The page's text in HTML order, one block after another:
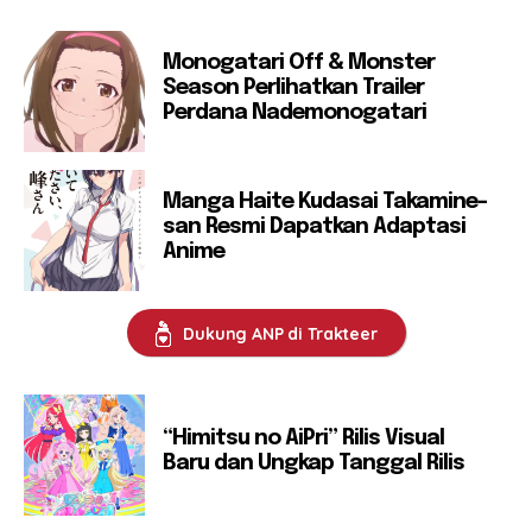
Monogatari Off & Monster
Season Perlihatkan Trailer
Perdana Nademonogatari
Manga Haite Kudasai Takamine-
san Resmi Dapatkan Adaptasi
Anime
Dukung ANP di Trakteer
“Himitsu no AiPri” Rilis Visual
Baru dan Ungkap Tanggal Rilis